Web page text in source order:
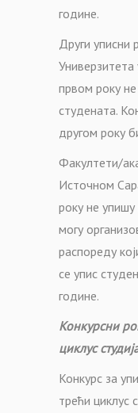
године.
Други уписни
Универзитета
првом року
студената.
другом року
Факултети/
Источном
року не
могу
распореду
се упис
године.
Конкурсни
циклус
Конкурс за
трећи циклус